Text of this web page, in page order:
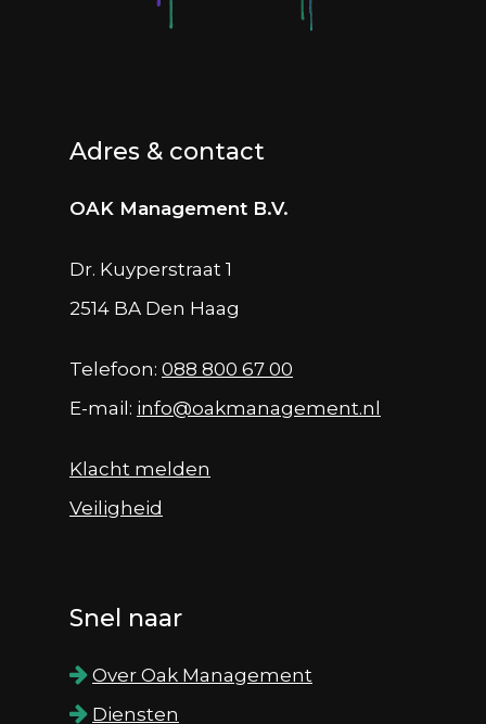
Adres & contact
OAK Management B.V.
Dr. Kuyperstraat 1
2514 BA Den Haag
Telefoon: 088 800 67 00
E-mail: info@oakmanagement.nl
Klacht melden
Veiligheid
Snel naar
Over Oak Management
Diensten